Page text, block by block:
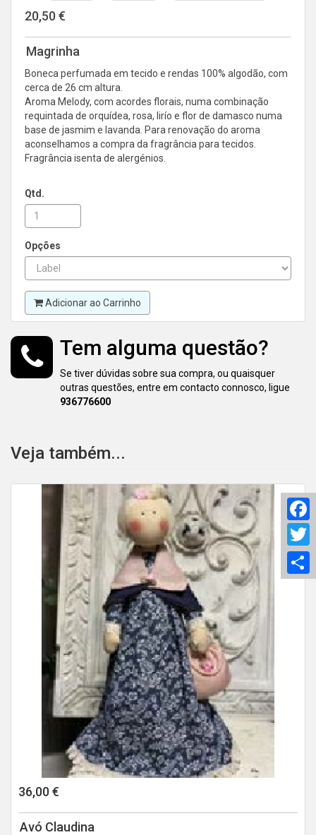
20,50 €
Magrinha
Boneca perfumada em tecido e rendas 100% algodão, com
cerca de 26 cm altura.
Aroma Melody, com acordes florais, numa combinação
requintada de orquídea, rosa, lirío e flor de damasco numa
base de jasmim e lavanda. Para renovação do aroma
aconselhamos a compra da fragrância para tecidos.
Fragrância isenta de alergénios.
Qtd.
Opções
Adicionar ao Carrinho
Tem alguma questão?
Se tiver dúvidas sobre sua compra, ou quaisquer
outras questões, entre em contacto connosco, ligue
936776600
Veja também...
36,00 €
Avó Claudina